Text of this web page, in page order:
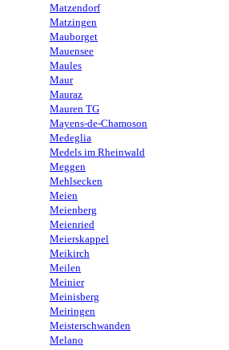
Matzendorf
Matzingen
Mauborget
Mauensee
Maules
Maur
Mauraz
Mauren TG
Mayens-de-Chamoson
Medeglia
Medels im Rheinwald
Meggen
Mehlsecken
Meien
Meienberg
Meienried
Meierskappel
Meikirch
Meilen
Meinier
Meinisberg
Meiringen
Meisterschwanden
Melano